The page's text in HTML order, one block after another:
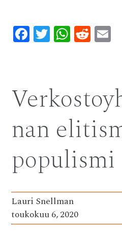
F
ac
o
o
k
T
w
te
r
W
h
A
p
p
R
e
t
l
nan
populismi
Lauri Snellman
toukokuu 6, 2020